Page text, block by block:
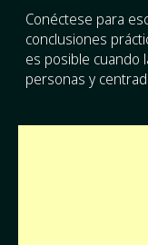
Conéctese para
conclusiones
es posible cuando
personas y